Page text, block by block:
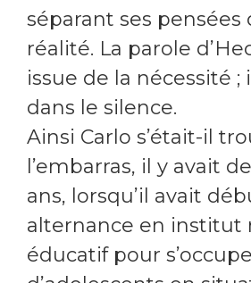
séparant ses pensées
réalité. La parole
issue de la nécessité ;
dans le silence.
Ainsi Carlo s’était-il
l’embarras, il y avait
ans, lorsqu’il avait
alternance en institut
éducatif pour